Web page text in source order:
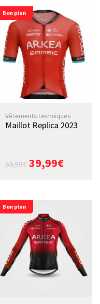
Bon plan
Vêtements techniques
Maillot Replica 2023
59,99€ 39,99€
Bon plan